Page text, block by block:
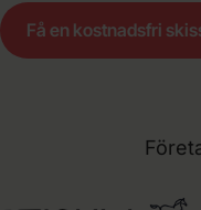
Få en kostnadsfri